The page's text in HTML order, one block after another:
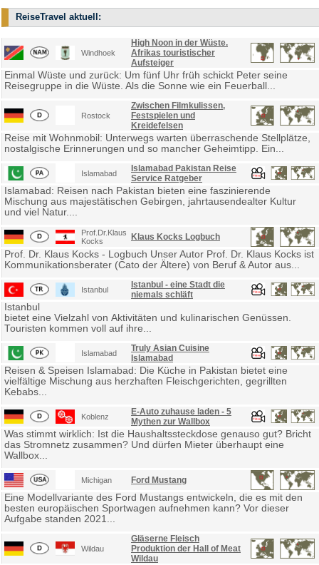
ReiseTravel aktuell:
Windhoek
High Noon in der Wüste.
Afrikas touristischer
Aufsteiger
Einmal Wüste und zurück: Um fünf Uhr früh schickt Peter seine
Reisegruppe in die Wüste. Als die Sonne wie ein Feuerball...
Rostock
Zwischen Filmkulissen,
Festspielen und
Kreidefelsen
Reise mit Wohnmobil: Unterwegs warten überraschende Stellplätze,
nostalgische Erinnerungen und so mancher Geheimtipp. Ein...
Islamabad
Islamabad Pakistan Reise
Service Ratgeber
Islamabad: Reisen nach Pakistan bieten eine faszinierende
Mischung aus majestätischen Gebirgen, jahrtausendealter Kultur
und viel Natur....
Prof.Dr.Klaus
Kocks
Klaus Kocks Logbuch
Prof. Dr. Klaus Kocks - Logbuch Unser Autor Prof. Dr. Klaus Kocks ist
Kommunikationsberater (Cato der Ältere) von Beruf & Autor aus...
Istanbul
Istanbul - eine Stadt die
niemals schläft
Istanbul
bietet eine Vielzahl von Aktivitäten und kulinarischen Genüssen.
Touristen kommen voll auf ihre...
Islamabad
Truly Asian Cuisine
Islamabad
Reisen & Speisen Islamabad: Die Küche in Pakistan bietet eine
vielfältige Mischung aus herzhaften Fleischgerichten, gegrillten
Kebabs...
Koblenz
E-Auto zuhause laden - 5
Mythen zur Wallbox
Was stimmt wirklich: Ist die Haushaltssteckdose genauso gut? Bricht
das Stromnetz zusammen? Und dürfen Mieter überhaupt eine
Wallbox...
Michigan Ford Mustang
Eine Modellvariante des Ford Mustangs entwickeln, die es mit den
besten europäischen Sportwagen aufnehmen kann? Vor dieser
Aufgabe standen 2021...
Wildau
Gläserne Fleisch
Produktion der Hall of Meat
Wildau